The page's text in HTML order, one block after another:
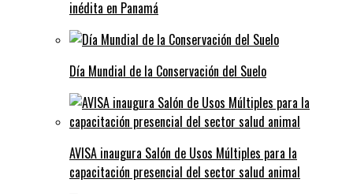
inédita en Panamá
Día Mundial de la Conservación del Suelo
AVISA inaugura Salón de Usos Múltiples para la
capacitación presencial del sector salud animal